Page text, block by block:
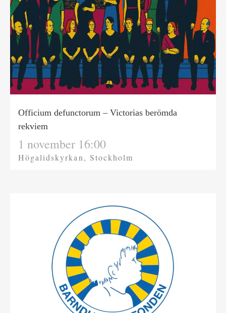
Officium defunctorum – Victorias berömda
rekviem
1 november 16:00
Högalidskyrkan, Stockholm